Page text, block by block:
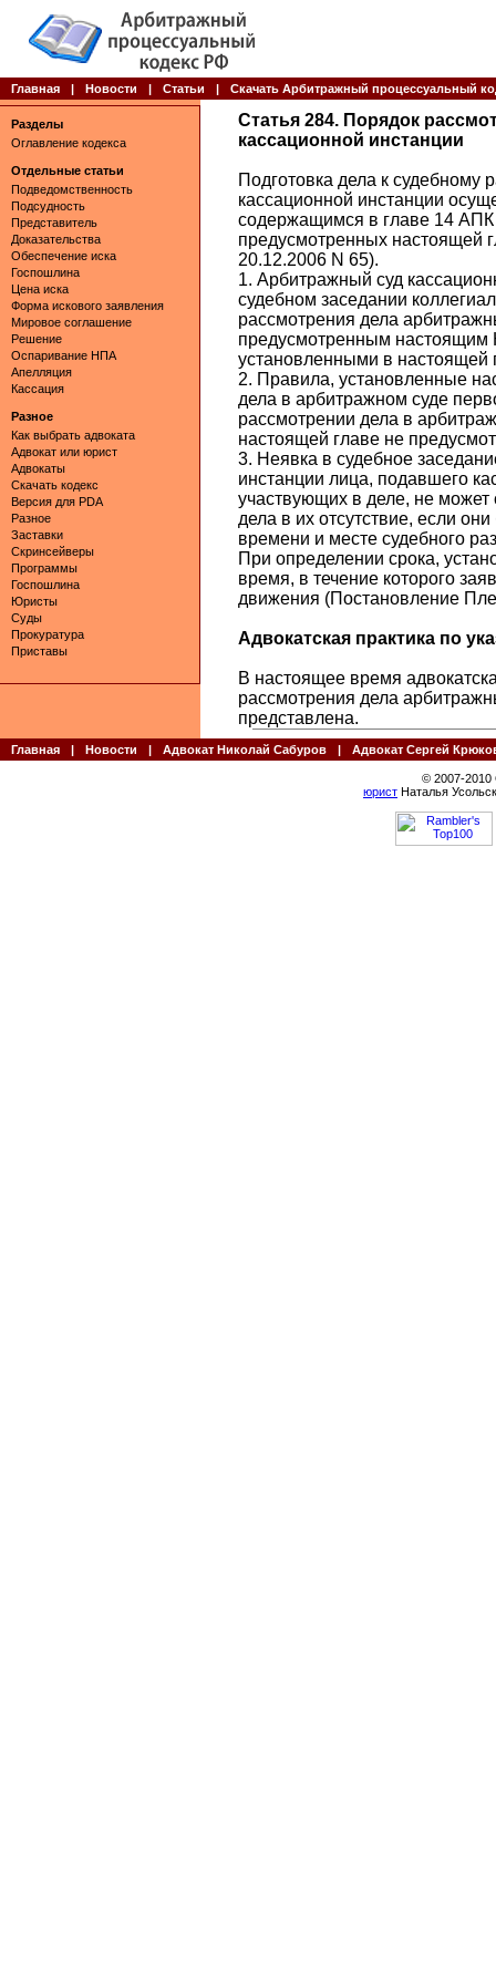
Главная | Новости | Статьи | Скачать Арбитражный процессуальный
Разделы
Оглавление кодекса
Отдельные статьи
Подведомственность
Подсудность
Представитель
Доказательства
Обеспечение иска
Госпошлина
Цена иска
Форма искового заявления
Мировое соглашение
Решение
Оспаривание НПА
Апелляция
Кассация
Разное
Как выбрать адвоката
Адвокат или юрист
Адвокаты
Скачать кодекс
Версия для PDA
Разное
Заставки
Скринсейверы
Программы
Госпошлина
Юристы
Суды
Прокуратура
Приставы
Статья 284. Порядок
кассационной инстанции
Подготовка дела к судебному
кассационной инстанции
содержащимся в главе 14 АПК
предусмотренных настоящей
20.12.2006 N 65).
1. Арбитражный суд
судебном заседании
рассмотрения дела
предусмотренным настоящим
установленными в настоящей
2. Правила, установленные
дела в арбитражном суде
рассмотрении дела в
настоящей главе не
3. Неявка в судебное
инстанции лица, подавшего
участвующих в деле, не может
дела в их отсутствие, если
времени и месте судебного
При определении срока,
время, в течение которого
движения (Постановление
Адвокатская практика по
В настоящее время
рассмотрения дела
представлена.
Главная | Новости | Адвокат Николай Сабуров | Адвокат Сергей
© 2007-
юрист Наталья